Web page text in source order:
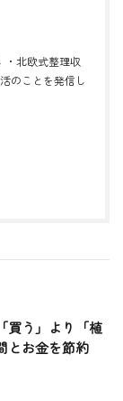
・北欧式整理収
のことを発信し
買う」より「植
とお金を節約